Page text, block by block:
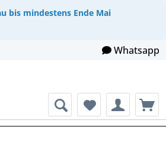
bis mindestens Ende Mai
Whatsapp